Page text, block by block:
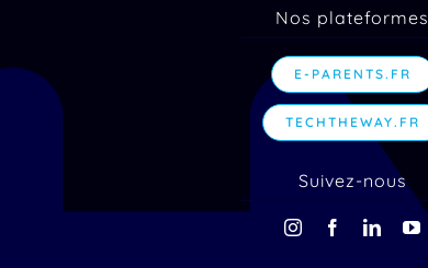
Nos plateformes
E-PARENTS.FR
TECHTHEWAY.FR
Suivez-nous